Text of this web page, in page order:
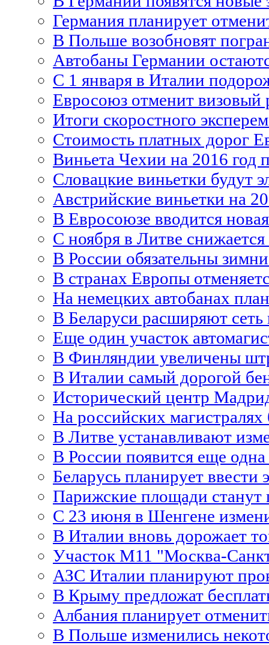
Германия планирует
В Польше возобновят
Автобаны Германии
С 1 января в Италии
Евросоюз отменит
Итоги скоростного
Cтоимость платных дорог
Виньета Чехии на 2016 год
Словацкие виньетки будут
Австрийские виньетки на
В Евросоюзе вводится
С ноября в Литве снижается
В России обязательны
В странах Европы
На немецких автобанах
В Беларуси расширяют сеть
Еще один участок
В Финляндии увеличены
В Италии самый дорогой
Исторический центр
На российских
В Литве устанавливают
В России появится еще одна
Беларусь планирует ввести
Парижские площади
С 23 июня в Шенгене
В Италии вновь дорожает
Участок M11 "Москва-
АЗС Италии планируют
В Крыму предложат
Албания планирует
В Польше изменились